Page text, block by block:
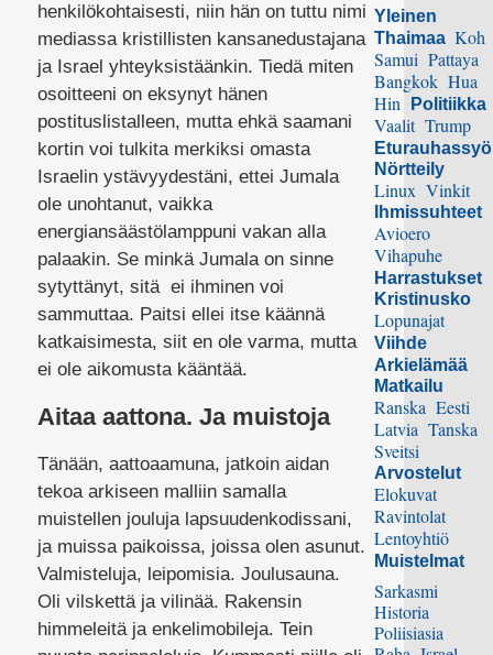
henkilökohtaisesti, niin hän on tuttu nimi
mediassa kristillisten kansanedustajana
ja Israel yhteyksistäänkin. Tiedä miten
osoitteeni on eksynyt hänen
postituslistalleen, mutta ehkä saamani
kortin voi tulkita merkiksi omasta
Israelin ystävyydestäni, ettei Jumala
ole unohtanut, vaikka
energiansäästölamppuni vakan alla
palaakin. Se minkä Jumala on sinne
sytyttänyt, sitä ei ihminen voi
sammuttaa. Paitsi ellei itse käännä
katkaisimesta, siit en ole varma, mutta
ei ole aikomusta kääntää.
Aitaa aattona. Ja muistoja
Tänään, aattoaamuna, jatkoin aidan
tekoa arkiseen malliin samalla
muistellen jouluja lapsuudenkodissani,
ja muissa paikoissa, joissa olen asunut.
Valmisteluja, leipomisia. Joulusauna.
Oli vilskettä ja vilinää. Rakensin
himmeleitä ja enkelimobileja. Tein
Yleinen
Thaimaa Koh
Samui Pattaya
Bangkok Hua
Hin
Politiikka
Vaalit Trump
Nörtteily
Linux Vinkit
Ihmissuhteet
Avioero
Vihapuhe
Harrastukset
Kristinusko
Lopunajat
Viihde
Arkielämää
Matkailu
Ranska Eesti
Latvia Tanska
Sveitsi
Arvostelut
Elokuvat
Ravintolat
Lentoyhtiö
Muistelmat
Sarkasmi
Historia
Poliisiasia